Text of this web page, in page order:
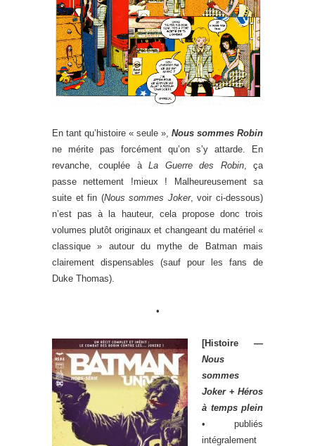
En tant qu’histoire « seule », Nous sommes Robin
ne mérite pas forcément qu’on s’y attarde. En
revanche, couplée àLa Guerre des Robin, ça
passe nettement !mieux ! Malheureusement sa
suite et fin (Nous sommes Joker, voir ci-dessous)
n’est pas à la hauteur, cela propose donc trois
volumes plutôt originaux et changeant du matériel «
classique » autour du mythe de Batman mais
clairement dispensables (sauf pour les fans de
Duke Thomas).
•
[Histoire —
Nous
sommes
Joker+ Héros
à temps plein
• publiés
intégralement